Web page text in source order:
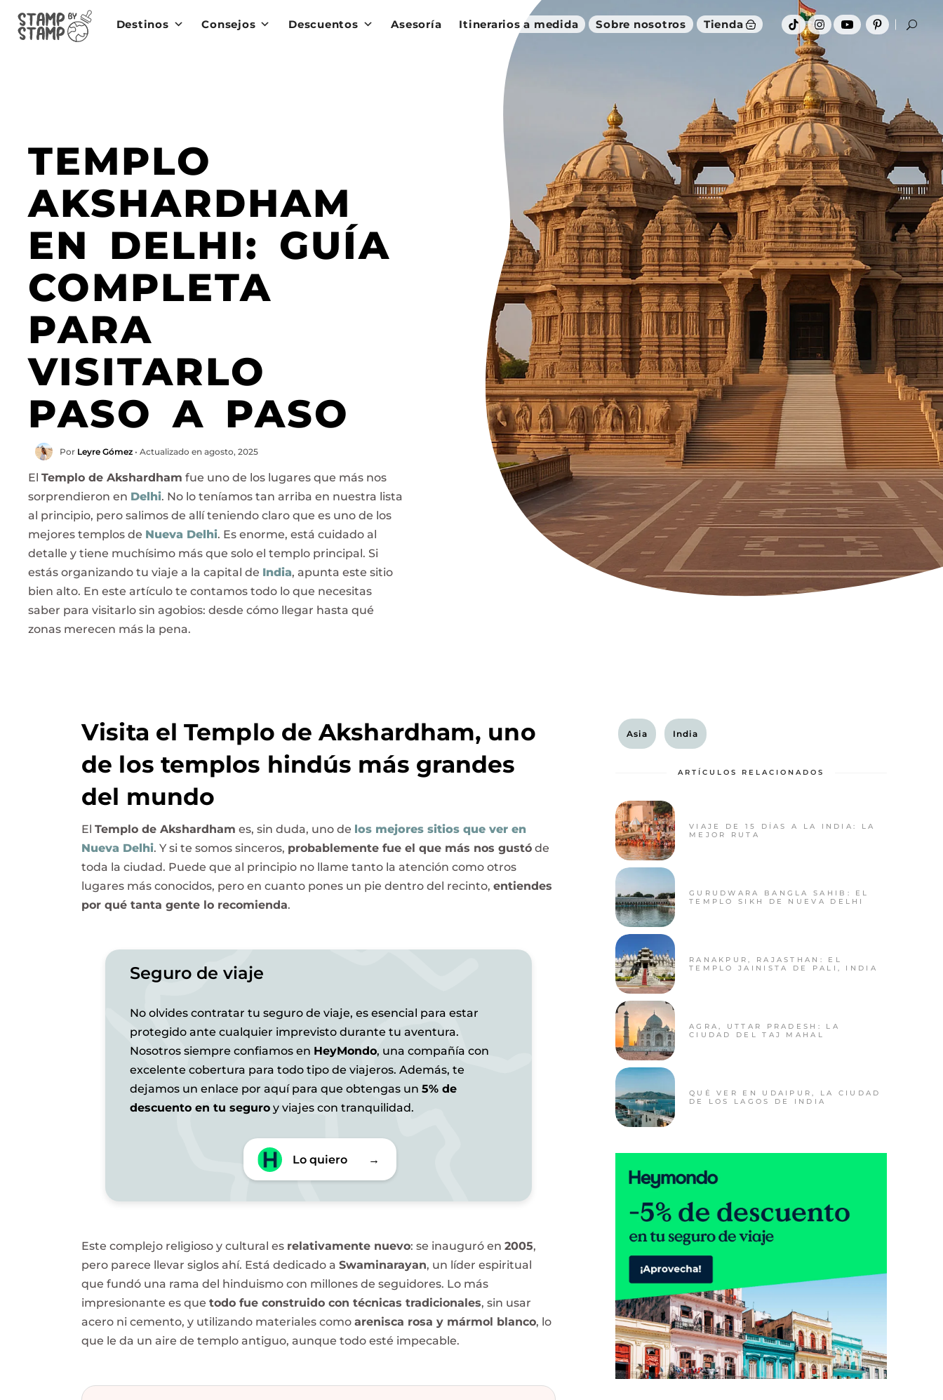
Destinos Consejos Descuentos Asesoría Itinerarios a medida Sobre nosotros Tienda
TEMPLO
AKSHARDHAM
EN DELHI: GUÍA
COMPLETA
PARA
VISITARLO
PASO A PASO
Por Leyre Gómez • Actualizado en agosto, 2025
El Templo de Akshardham fue uno de los lugares que más nos
sorprendieron en Delhi. No lo teníamos tan arriba en nuestra lista
al principio, pero salimos de allí teniendo claro que es uno de los
mejores templos de Nueva Delhi. Es enorme, está cuidado al
detalle y tiene muchísimo más que solo el templo principal. Si
estás organizando tu viaje a la capital de India, apunta este sitio
bien alto. En este artículo te contamos todo lo que necesitas
saber para visitarlo sin agobios: desde cómo llegar hasta qué
zonas merecen más la pena.
Visita el Templo de Akshardham, uno
de los templos hindús más grandes
del mundo
ElTemplo de Akshardham es, sin duda, uno de los mejores sitios que ver en
Nueva Delhi. Y si te somos sinceros, probablemente fue el que más nos gustó de
toda la ciudad. Puede que al principio no llame tanto la atención como otros
lugares más conocidos, pero en cuanto pones un pie dentro del recinto,entiendes
por qué tanta gente lo recomienda.
Seguro de viaje
No olvides contratar tu seguro de viaje, es esencial para estar
protegido ante cualquier imprevisto durante tu aventura.
Nosotros siempre confiamos en HeyMondo, una compañía con
excelente cobertura para todo tipo de viajeros. Además, te
dejamos un enlace por aquí para que obtengas un 5% de
descuento en tu seguroy viajes con tranquilidad.
Lo quiero →
Este complejo religioso y cultural es relativamente nuevo: se inauguró en2005,
pero parece llevar siglos ahí. Está dedicado aSwaminarayan, un líder espiritual
que fundó una rama del hinduismo con millones de seguidores. Lo más
impresionante es quetodo fue construido con técnicas tradicionales, sin usar
acero ni cemento, y utilizando materiales comoarenisca rosa y mármol blanco, lo
que le da un aire de templo antiguo, aunque todo esté impecable.
Asia India
ARTÍCULOS RELACIONADOS
VIAJE DE 15 DÍAS A LA INDIA: LA
MEJOR RUTA
GURUDWARA BANGLA SAHIB: EL
TEMPLO SIKH DE NUEVA DELHI
RANAKPUR, RAJASTHAN: EL
TEMPLO JAINISTA DE PALI, INDIA
AGRA, UTTAR PRADESH: LA
CIUDAD DEL TAJ MAHAL
QUÉ VER EN UDAIPUR, LA CIUDAD
DE LOS LAGOS DE INDIA